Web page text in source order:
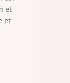
et
et